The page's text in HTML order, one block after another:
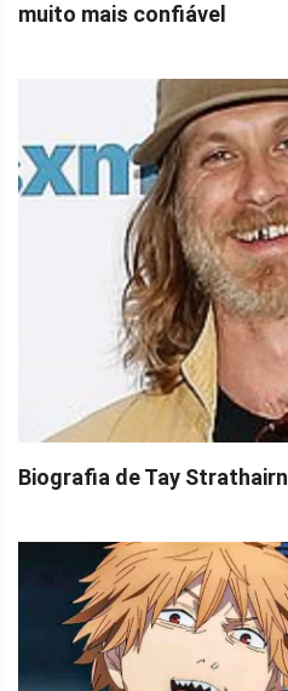
muito mais confiável
Biografia de Tay Strathairn